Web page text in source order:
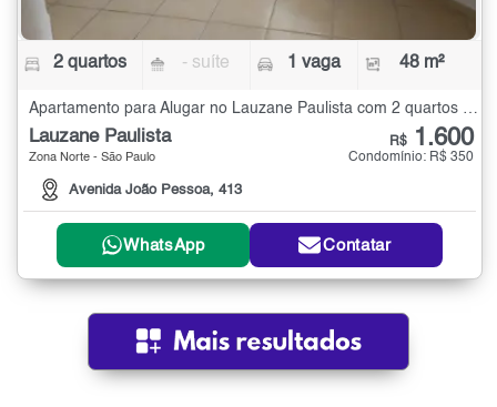
2 quartos - suíte 1 vaga 48 m²
Apartamento para Alugar no Lauzane Paulista com 2 quartos - 48 m²
Lauzane Paulista
Zona Norte - São Paulo
Avenida João Pessoa, 413
R$ 1.600
Condomínio: R$ 350
WhatsApp Contatar